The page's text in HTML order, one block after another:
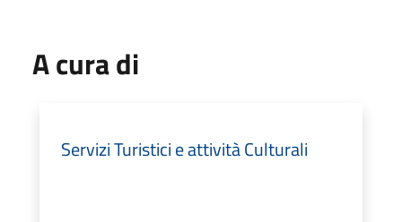
A cura di
Servizi Turistici e attività Culturali